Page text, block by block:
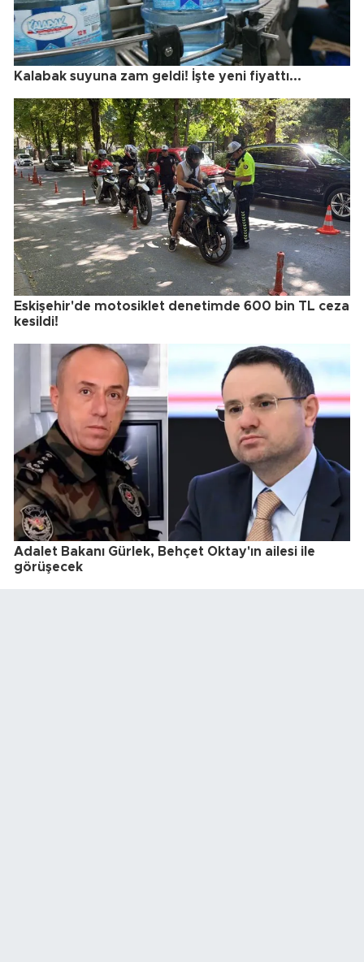
Kalabak suyuna zam geldi! İşte yeni fiyattı...
Eskişehir'de motosiklet denetimde 600 bin TL ceza
kesildi!
Adalet Bakanı Gürlek, Behçet Oktay'ın ailesi ile
görüşecek